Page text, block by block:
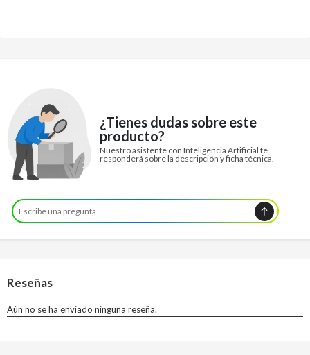
¿Tienes dudas sobre este
producto?
Nuestro asistente con Inteligencia Artificial te
responderá sobre la descripción y ficha técnica.